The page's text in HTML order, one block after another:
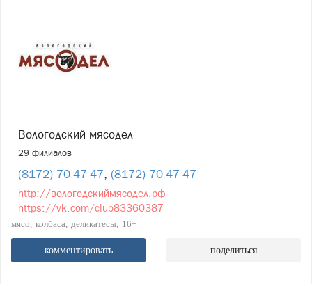
Вологодский мясодел
29 филиалов
(8172) 70-47-47, (8172) 70-47-47
http://вологодскиймясодел.рф
https://vk.com/club83360387
мясо колбаса деликатесы 16+
комментировать поделиться